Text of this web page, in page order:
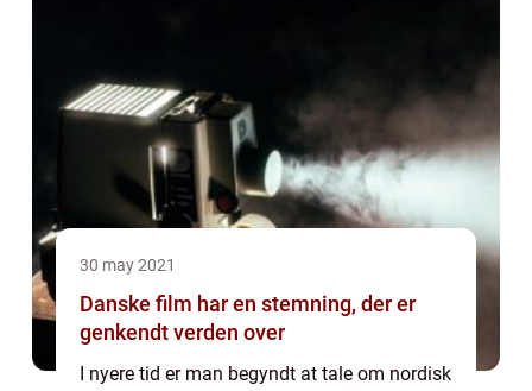
30 may 2021
Danske film har en stemning, der er
genkendt verden over
I nyere tid er man begyndt at tale om nordisk